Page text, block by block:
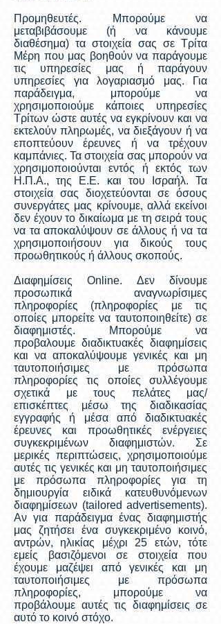
Προμηθευτές. Μπορούμε να
μεταβιβάσουμε (ή να κάνουμε
διαθέσημα) τα στοιχεία σας σε Τρίτα
Μέρη που μας βοηθούν να παράγουμε
τις υπηρεσίες μας ή παράγουν
υπηρεσίες για λογαριασμό μας. Για
παράδειγμα, μπορούμε να
χρησιμοποιούμε κάποιες υπηρεσίες
Τρίτων ώστε αυτές να εγκρίνουν και να
εκτελούν πληρωμές, να διεξάγουν ή να
εποπτεύουν έρευνες ή να τρέχουν
καμπάνιες. Τα στοιχεία σας μπορούν να
χρησιμοποιούνται εντός ή εκτός των
Η.Π.Α., της Ε.Ε. και του Ισραήλ. Τα
στοιχεία σας διοχετεύονται σε όσους
συνεργάτες μας κρίνουμε, αλλά εκείνοι
δεν έχουν το δικαίωμα με τη σειρά τους
να τα αποκαλύψουν σε άλλους ή να τα
χρησιμοποιήσουν για δικούς τους
προωθητικούς ή άλλους σκοπούς.
Διαφημίσεις Online. Δεν δίνουμε
προσωπικά αναγνωρίσιμες
πληροφορίες (πληροφορίες με τις
οποίες μπορείτε να ταυτοποιηθείτε) σε
διαφημιστές. Μπορούμε να
προβαλουμε διαδικτυακές διαφημίσεις
και να αποκαλύψουμε γενικές και μη
ταυτοποιήσιμες με πρόσωπα
πληροφορίες τις οποίες συλλέγουμε
σχετικά με τους πελάτες μας/
επισκέπτες μέσω της διαδικασίας
εγγραφής ή μέσα από διαδικτυακές
έρευνες και προωθητικές ενέργειες
συγκεκριμένων διαφημιστών. Σε
μερικές περιπτώσεις, χρησιμοποιούμε
αυτές τις γενικές και μη ταυτοποιήσιμες
με πρόσωπα πληροφορίες για τη
δημιουργία ειδικά κατευθυνόμενων
διαφημίσεων (tailored advertisements).
Αν για παράδειγμα ένας διαφημιστής
μας ζητήσει ένα συγκεκριμένο κοινό,
αντρών, ηλικίας μέχρι 25 ετών, τότε
εμείς βασιζόμενοι σε στοιχεία που
έχουμε μαζέψει από γενικές και μη
ταυτοποιήσιμες με πρόσωπα
πληροφορίες, μπορούμε να
προβάλουμε αυτές τις διαφημίσεις σε
αυτό το κοινό στόχο.